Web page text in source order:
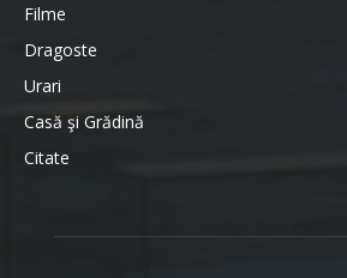
Filme
Dragoste
Urari
Casă şi Grădină
Citate